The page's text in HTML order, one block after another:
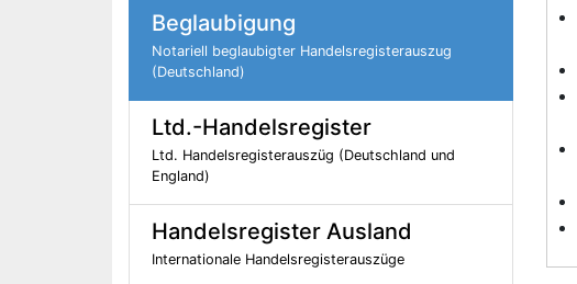
Beglaubigung
Notariell beglaubigter Handelsregisterauszug
(Deutschland)
Ltd.-Handelsregister
Ltd. Handelsregisterauszüg (Deutschland und
England)
Handelsregister Ausland
Internationale Handelsregisterauszüge